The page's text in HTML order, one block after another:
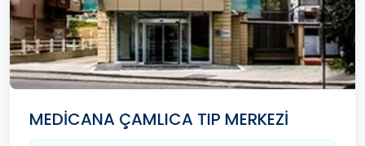
MEDİCANA ÇAMLICA TIP MERKEZİ